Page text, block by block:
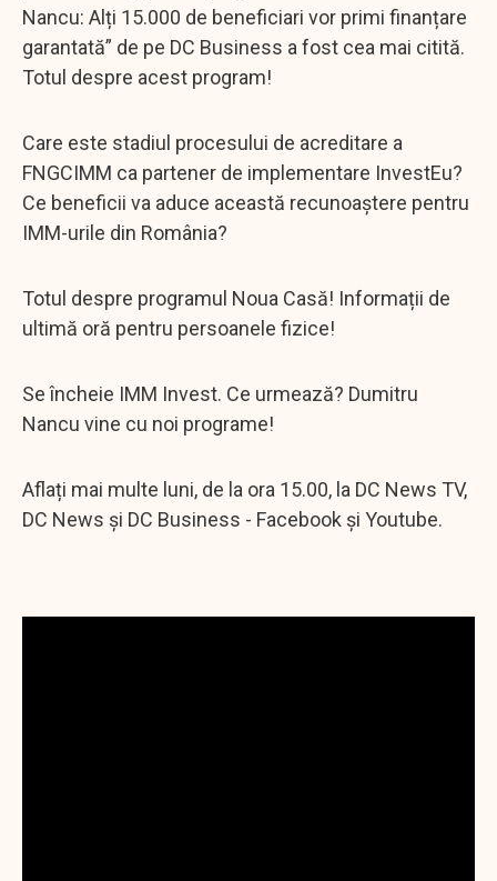
Nancu: Alți 15.000 de beneficiari vor primi finanțare
garantată” de pe DC Business a fost cea mai citită.
Totul despre acest program!
Care este stadiul procesului de acreditare a
FNGCIMM ca partener de implementare InvestEu?
Ce beneficii va aduce această recunoaștere pentru
IMM-urile din România?
Totul despre programul Noua Casă! Informații de
ultimă oră pentru persoanele fizice!
Se încheie IMM Invest. Ce urmează? Dumitru
Nancu vine cu noi programe!
Aflați mai multe luni, de la ora 15.00, la DC News TV,
DC News și DC Business - Facebook și Youtube.